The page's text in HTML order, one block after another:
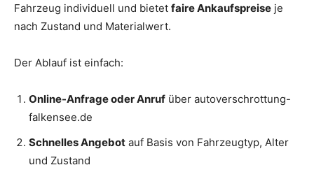
Fahrzeug individuell und bietet faire Ankaufspreise je
nach Zustand und Materialwert.
Der Ablauf ist einfach:
Online-Anfrage oder Anruf über autoverschrottung-
falkensee.de
Schnelles Angebot auf Basis von Fahrzeugtyp, Alter
und Zustand